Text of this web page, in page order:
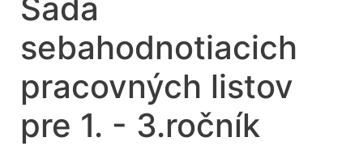
Sada
sebahodnotiacich
pracovných listov
pre 1. - 3.ročník